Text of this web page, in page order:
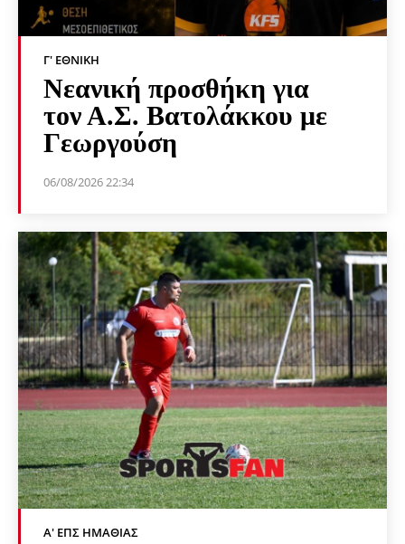
Γ' ΕΘΝΙΚΉ
Νεανική προσθήκη για
τον Α.Σ. Βατολάκκου με
Γεωργούση
06/08/2026 22:34
Α' ΕΠΣ ΗΜΑΘΊΑΣ